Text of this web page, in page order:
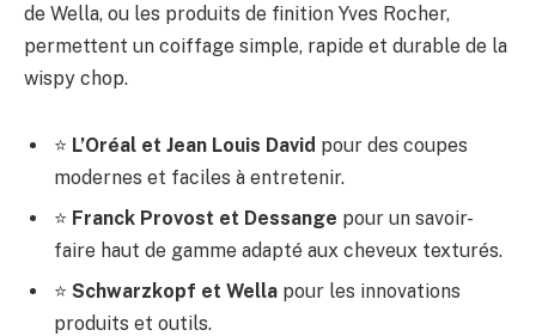
de Wella, ou les produits de finition Yves Rocher,
permettent un coiffage simple, rapide et durable de la
wispy chop.
⭐ L’Oréal et Jean Louis David pour des coupes
modernes et faciles à entretenir.
⭐ Franck Provost et Dessange pour un savoir-
faire haut de gamme adapté aux cheveux texturés.
⭐ Schwarzkopf et Wella pour les innovations
produits et outils.